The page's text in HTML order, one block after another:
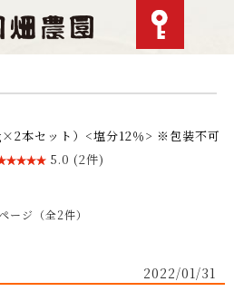
本セット）<塩分12％> ※包装不可
5.0 (2件)
ージ（全2件）
2022/01/31